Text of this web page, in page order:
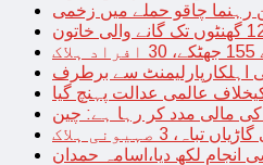
رہنما چاقو حملے میں زخمی
عالمی عدالت پہنچ گیا
مالی مدد کر رہا ہے: چین
انجام لکھ دیا،اسامہ حمدان